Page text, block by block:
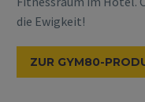
die Ewigkeit!
ZUR GYM80-